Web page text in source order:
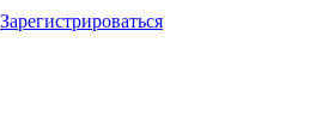
Зарегистрироваться